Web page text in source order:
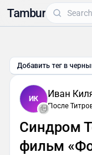
Tambur
Добавить тег в
ИК Иван
После
Синдром
фильм